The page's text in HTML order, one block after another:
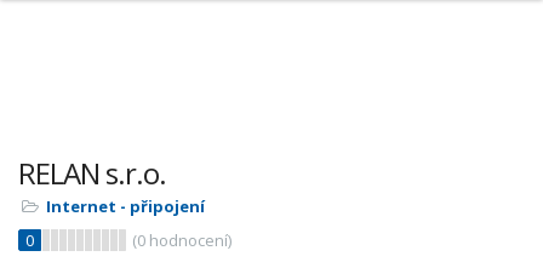
RELAN s.r.o.
Internet - připojení
0
(0 hodnocení)